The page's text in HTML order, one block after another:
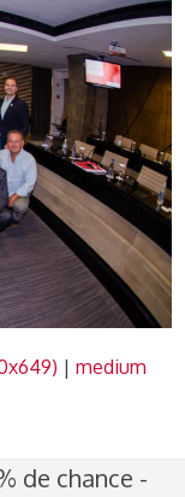
|medium
de chance -